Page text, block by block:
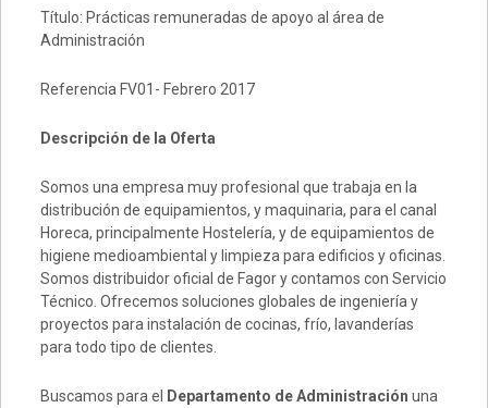
Título: Prácticas remuneradas de apoyo al área de
Administración
Referencia FV01- Febrero 2017
Descripción de la Oferta
Somos una empresa muy profesional que trabaja en la
distribución de equipamientos, y maquinaria, para el canal
Horeca, principalmente Hostelería, y de equipamientos de
higiene medioambiental y limpieza para edificios y oficinas.
Somos distribuidor oficial de Fagor y contamos con Servicio
Técnico. Ofrecemos soluciones globales de ingeniería y
proyectos para instalación de cocinas, frío, lavanderías
para todo tipo de clientes.
Buscamos para el Departamento de Administración una